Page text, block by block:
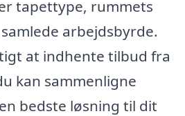
tapettype, rummets
arbejdsbyrde.
at indhente tilbud fra
kan sammenligne
bedste løsning til dit